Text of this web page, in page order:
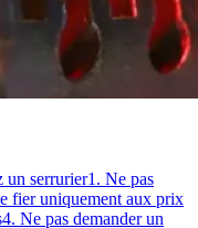
un serrurier1. Ne pas
fier uniquement aux prix
4. Ne pas demander un